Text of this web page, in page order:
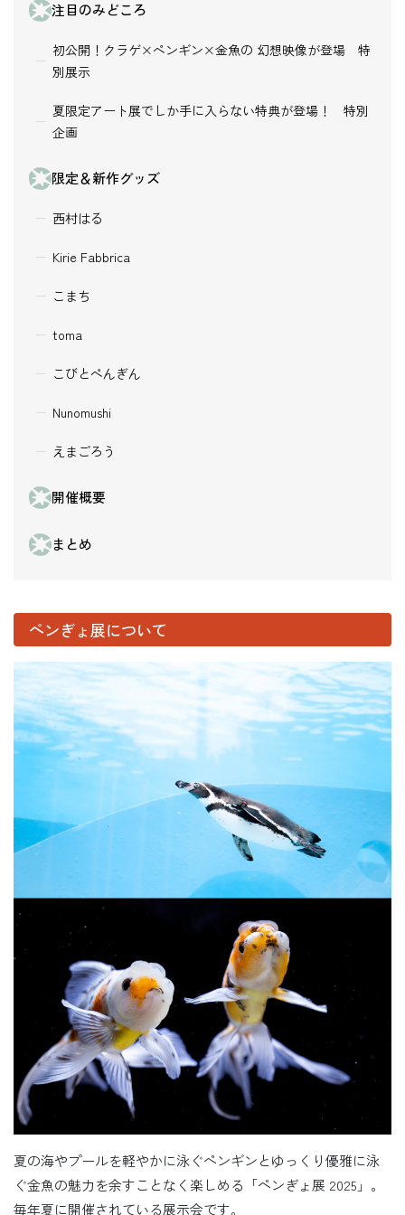
注目のみどころ
初公開！クラゲ×ペンギン×金魚の 幻想映像が登場 特
別展示
夏限定アート展でしか手に入らない特典が登場！ 特別
企画
限定＆新作グッズ
西村はる
Kirie Fabbrica
こまち
toma
こびとぺんぎん
Nunomushi
えまごろう
開催概要
まとめ
ペンぎょ展について
夏の海やプールを軽やかに泳ぐペンギンとゆっくり優雅に泳
ぐ金魚の魅力を余すことなく楽しめる「ペンぎょ展 2025」。
毎年夏に開催されている展示会です。